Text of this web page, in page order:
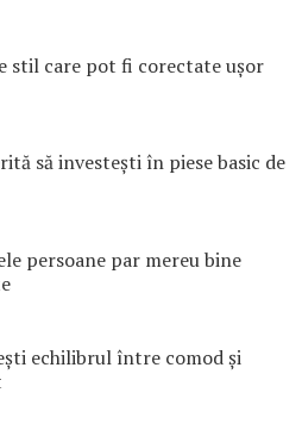
stil care pot fi corectate ușor
să investești în piese basic de
persoane par mereu bine
echilibrul între comod și